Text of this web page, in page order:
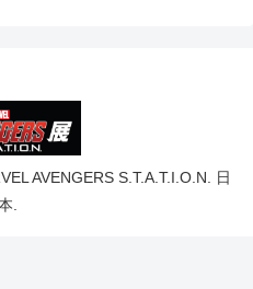
AVENGERS S.T.A.T.I.O.N. 日
.